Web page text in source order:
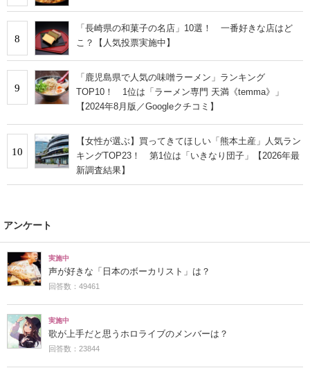
8
「長崎県の和菓子の名店」10選！ 一番好きな店はど
こ？【人気投票実施中】
9
「鹿児島県で人気の味噌ラーメン」ランキング
TOP10！ 1位は「ラーメン専門 天満《temma》」
【2024年8月版／Googleクチコミ】
10
【女性が選ぶ】買ってきてほしい「熊本土産」人気ラン
キングTOP23！ 第1位は「いきなり団子」【2026年最
新調査結果】
アンケート
実施中
声が好きな「日本のボーカリスト」は？
回答数：49461
実施中
歌が上手だと思うホロライブのメンバーは？
回答数：23844